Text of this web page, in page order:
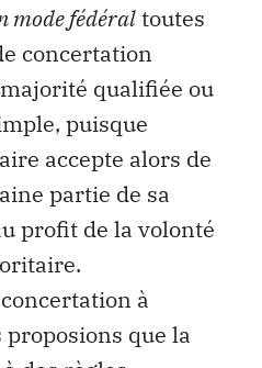
mode fédéraltoutes
concertation
qualifiée ou
puisque
accepte alors de
partie de sa
profit de la volonté
à
proposions que la